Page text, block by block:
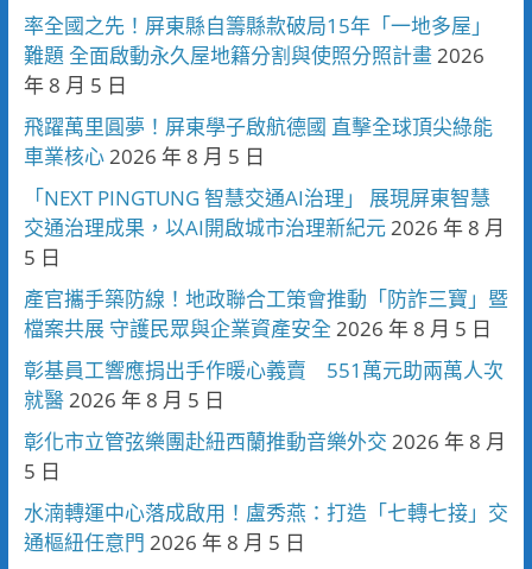
率全國之先！屏東縣自籌縣款破局15年「一地多屋」
難題 全面啟動永久屋地籍分割與使照分照計畫2026
年 8 月 5 日
飛躍萬里圓夢！屏東學子啟航德國 直擊全球頂尖綠能
車業核心2026 年 8 月 5 日
「NEXT PINGTUNG 智慧交通AI治理」 展現屏東智慧
交通治理成果，以AI開啟城市治理新紀元2026 年 8 月
5 日
產官攜手築防線！地政聯合工策會推動「防詐三寶」暨
檔案共展 守護民眾與企業資產安全 2026 年 8 月 5 日
彰基員工響應捐出手作暖心義賣 551萬元助兩萬人次
就醫2026 年 8 月 5 日
彰化市立管弦樂團赴紐西蘭推動音樂外交 2026 年 8 月
5 日
水湳轉運中心落成啟用！盧秀燕：打造「七轉七接」交
通樞紐任意門 2026 年 8 月 5 日